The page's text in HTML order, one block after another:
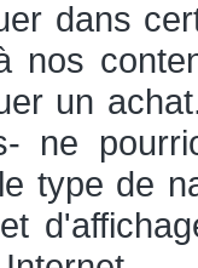
dans
nos
un
ne
type de